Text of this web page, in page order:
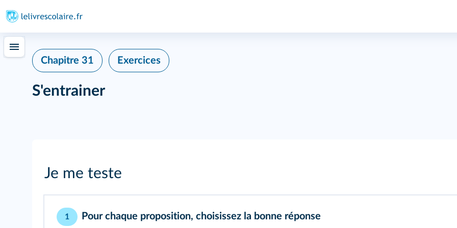
Chapitre 31 Exercices
S'entrainer
Je me teste
1 Pour chaque proposition, choisissez la bonne réponse